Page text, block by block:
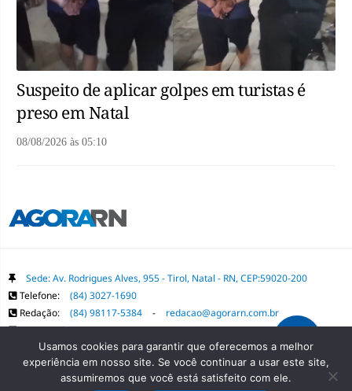
Suspeito de aplicar golpes em turistas é
preso em Natal
08/08/2026 às 05:10
Sede: Av. Rodrigues Alves, 955 - Tirol, Natal - RN, CEP:59020-200
Telefone:
(84) 3027-1690
Redação:
(84) 98117-5384 -
redacao@agorarn.com.br
Comercial: (84) 98117-1718 - publica@agorarn.com.br
Copyright Grupo Agora RN. Todos os direitos reservados. É proibida a
Usamos cookies para garantir que oferecemos a melhor
experiência em nosso site. Se você continuar a usar este site,
assumiremos que você está satisfeito com ele.